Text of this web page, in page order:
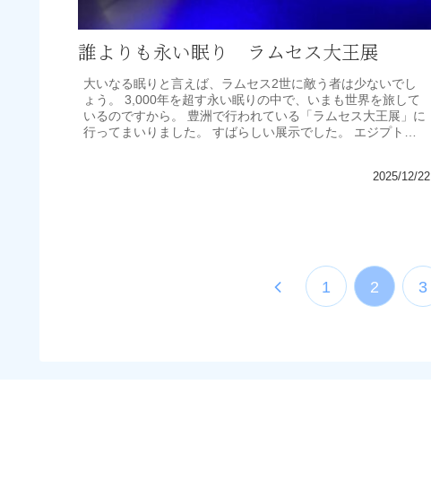
誰よりも永い眠り ラムセス大王展
大いなる眠りと言えば、ラムセス2世に敵う者は少ないでし
ょう。 3,000年を超す永い眠りの中で、いまも世界を旅して
いるのですから。 豊洲で行われている「ラムセス大王展」に
行ってまいりました。 すばらしい展示でした。 エジプトで
2025/12/22
前
1 2 3